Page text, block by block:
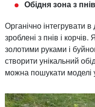
Обідня зона з пнів
Органічно інтегрувати
зроблені з пнів і
золотими руками і
створити унікальний
можна пошукати моделі